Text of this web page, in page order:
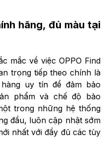
hãng, đủ màu tại
mắc về việc OPPO Find
trọng tiếp theo chính là
uy tín để đảm bảo
phẩm và chế độ bảo
trong những hệ thống
đầu, luôn cập nhật sớm
nhất với đầy đủ các tùy